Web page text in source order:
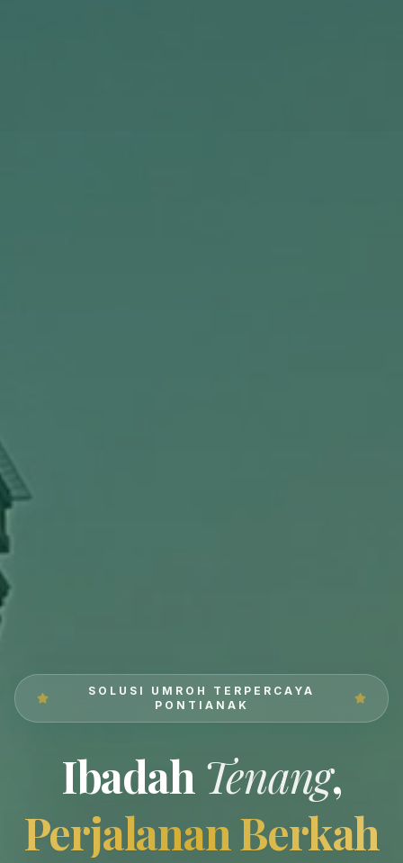
SOLUSI UMROH TERPERCAYA
PONTIANAK
Ibadah Tenang,
Perjalanan Berkah